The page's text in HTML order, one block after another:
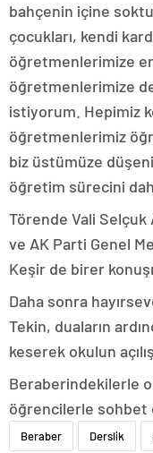
bahçenin içine
çocukları, kendi
öğretmenlerimize
öğretmenlerimize
istiyorum. Hepimiz
öğretmenlerimiz
biz üstümüze
öğretim sürecini
Törende Vali Selçuk
ve AK Parti Genel
Keşir de birer
Daha sonra
Tekin, duaların
keserek okulun
Beraberindekilerle
öğrencilerle sohbet
Beraber Derslik